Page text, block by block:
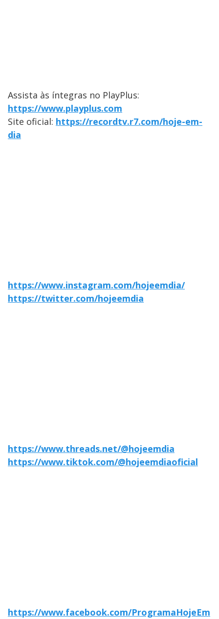
Assista às íntegras no PlayPlus:
https://www.playplus.com
Site oficial: https://recordtv.r7.com/hoje-em-
dia
https://www.instagram.com/hojeemdia/
https://twitter.com/hojeemdia
https://www.threads.net/@hojeemdia
https://www.tiktok.com/@hojeemdiaoficial
https://www.facebook.com/ProgramaHojeEm